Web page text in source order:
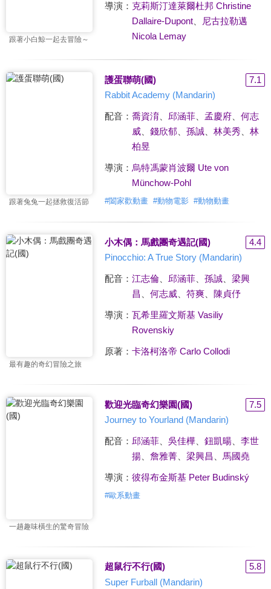
跟著小白鯨一起去冒險～
導演： 克莉斯汀達萊爾杜邦 Christine
Dallaire-Dupont、
尼古拉勒邁
Nicola Lemay
跟著兔兔一起拯救復活節
護蛋聯萌(國)
7.1
Rabbit Academy (Mandarin)
配音： 喬資淯、 邱涵菲、 孟慶府、 何志
威、 錢欣郁、 孫誠、 林美秀
林
柏昱
導演： 烏特馮蒙肖波爾 Ute von
Münchow-Pohl
#闔家歡動畫 #動物電影 #動物動畫
最有趣的奇幻冒險之旅
小木偶：馬戲團奇遇記(國)
4.4
Pinocchio: A True Story (Mandarin)
配音： 江志倫、 邱涵菲、 孫誠、 梁興
昌
何志威、 符爽、 陳貞伃
導演： 瓦希里羅文斯基 Vasiliy
Rovenskiy
原著： 卡洛柯洛帝 Carlo Collodi
一趟趣味橫生的驚奇冒險
歡迎光臨奇幻樂園(國)
7.5
Journey to Yourland (Mandarin)
配音： 邱涵菲、 吳佳樺、 鈕凱暘、 李世
揚、 詹雅菁、 梁興昌 馬國堯
導演： 彼得布金斯基 Peter Budinský
#歐系動畫
超鼠行不行(國)
5.8
Super Furball (Mandarin)